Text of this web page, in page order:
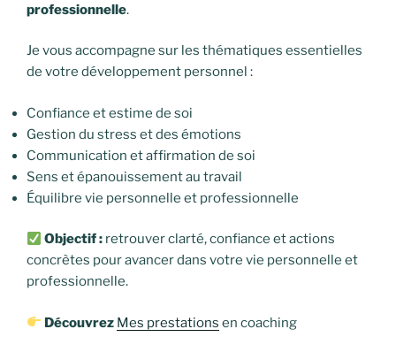
professionnelle.
Je vous accompagne sur les thématiques essentielles
de votre développement personnel :
Confiance et estime de soi
Gestion du stress et des émotions
Communication et affirmation de soi
Sens et épanouissement au travail
Équilibre vie personnelle et professionnelle
Objectif : retrouver clarté, confiance et actions
concrètes pour avancer dans votre vie personnelle et
professionnelle.
Découvrez Mes prestations en coaching